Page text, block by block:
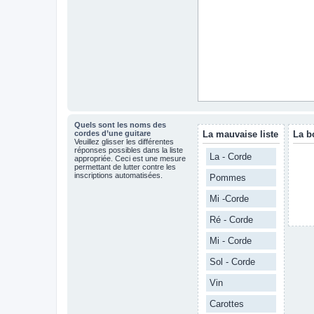
Quels sont les noms des
cordes d’une guitare
Veuillez glisser les différentes
réponses possibles dans la liste
appropriée. Ceci est une mesure
permettant de lutter contre les
inscriptions automatisées.
La mauvaise liste
La - Corde
Pommes
Mi -Corde
Ré - Corde
Mi - Corde
Sol - Corde
Vin
Carottes
La